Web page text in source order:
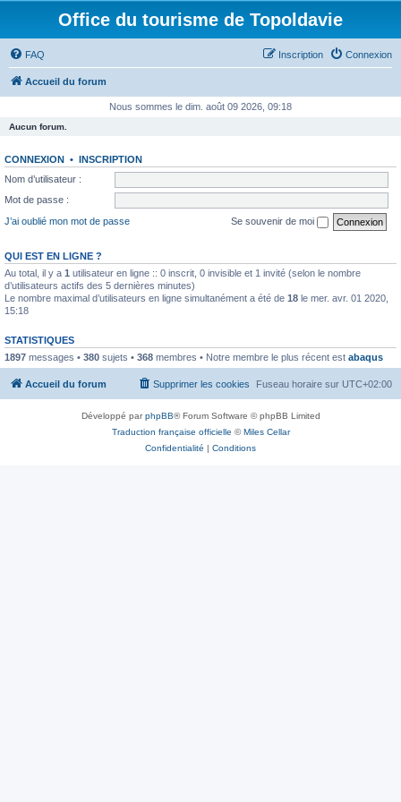
Office du tourisme de Topoldavie
FAQ Connexion
Inscription
Accueil du forum
Nous sommes le dim. août 09 2026, 09:18
Aucun forum.
CONNEXION • INSCRIPTION
Nom d’utilisateur :
Mot de passe :
J’ai oublié mon mot de passe
Se souvenir de moi
QUI EST EN LIGNE ?
Au total, il y a 1 utilisateur en ligne :: 0 inscrit, 0 invisible et 1 invité (selon le nombre
d’utilisateurs actifs des 5 dernières minutes)
Le nombre maximal d’utilisateurs en ligne simultanément a été de 18 le mer. avr. 01 2020,
15:18
STATISTIQUES
1897 messages • 380 sujets • 368 membres • Notre membre le plus récent est abaqus
Accueil du forum Fuseau horaire sur UTC+02:00
Supprimer les cookies
Développé parphpBB® Forum Software © phpBB Limited
Traduction française officielle ©Miles Cellar
Confidentialité | Conditions